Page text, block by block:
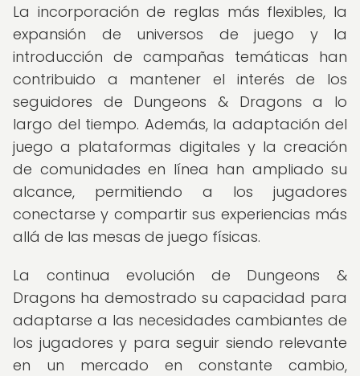
La incorporación de reglas más flexibles, la
expansión de universos de juego y la
introducción de campañas temáticas han
contribuido a mantener el interés de los
seguidores de Dungeons & Dragons a lo
largo del tiempo. Además, la adaptación del
juego a plataformas digitales y la creación
de comunidades en línea han ampliado su
alcance, permitiendo a los jugadores
conectarse y compartir sus experiencias más
allá de las mesas de juego físicas.
La continua evolución de Dungeons &
Dragons ha demostrado su capacidad para
adaptarse a las necesidades cambiantes de
los jugadores y para seguir siendo relevante
en un mercado en constante cambio,